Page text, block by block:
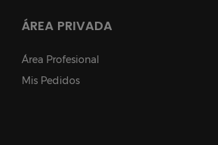
ÁREA PRIVADA
Área Profesional
Mis Pedidos